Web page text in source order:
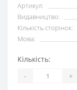
Артикул:
Видавництво:
Кількість сторінок:
Мова:
Кількість:
- +